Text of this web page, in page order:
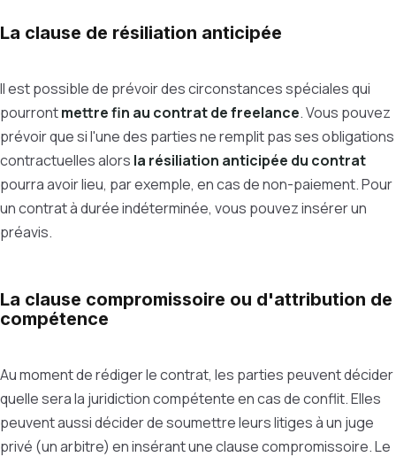
La clause de résiliation anticipée
Il est possible de prévoir des circonstances spéciales qui
pourrontmettre fin au contrat de freelance. Vous pouvez
prévoir que si l'une des parties ne remplit pas ses obligations
contractuelles alors la résiliation anticipée du contrat
pourra avoir lieu, par exemple, en cas de non-paiement. Pour
un contrat à durée indéterminée, vous pouvez insérer un
préavis.
La clause compromissoire ou d'attribution de
compétence
Au moment de rédiger le contrat, les parties peuvent décider
quelle sera la juridiction compétente en cas de conflit. Elles
peuvent aussi décider de soumettre leurs litiges à un juge
privé (un arbitre) en insérant une clause compromissoire. Le